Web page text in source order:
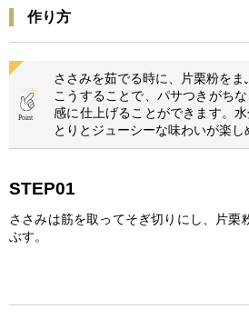
作り方
ささみを茹でる時に、片栗粉をま
こうすることで、パサつきがち
感に仕上げることができます。
とりとジューシーな味わいが楽し
STEP01
ささみは筋を取ってそぎ切りにし、片栗
ぶす。